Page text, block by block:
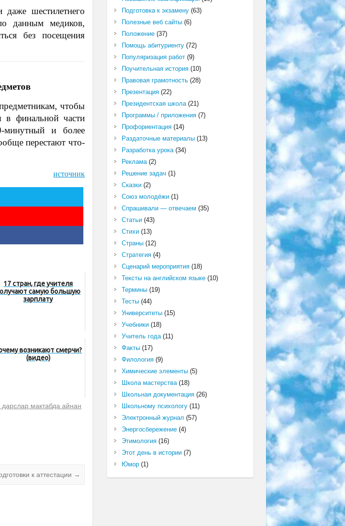
шестилетнего
данным медиков,
без посещения
чтобы
в финальной части
минутный и более
перестают что-
источник
17 стран, где учителя
самую большую
зарплату
возникают смерчи?
(видео)
дарслар мактабда айнан
к аттестации →
Подготовка к экзамену(63)
Полезные веб сайты(6)
Положение(37)
Помощь абитуриенту(72)
Популяризация работ(9)
Поучительная история(10)
Правовая грамотность(28)
Презентация(22)
Президентская школа(21)
Программы / приложения(7)
Профориентация(14)
Раздаточные материалы(13)
Разработка урока(34)
Реклама(2)
Решение задач (1)
Сказки(2)
Союз молодёжи(1)
Спрашивали — отвечаем (35)
Статьи(43)
Стихи(13)
Страны(12)
Стратегия(4)
Сценарий мероприятия(18)
Тексты на английском языке(10)
Термины(19)
Тесты(44)
Университеты(15)
Учебники(18)
Учитель года(11)
Факты(17)
Филология(9)
Химические элементы(5)
Школа мастерства(18)
Школьная документация(26)
Школьному психологу(11)
Электронный журнал (57)
Энергосбережение(4)
Этимология(16)
Этот день в истории(7)
Юмор(1)